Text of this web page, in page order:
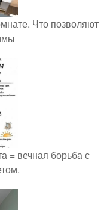
Что позволяют
= вечная борьба с